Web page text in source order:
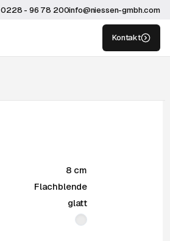
0228 - 96 78 200info@niessen-gmbh.com
Kontakt
8 cm
Flachblende
glatt